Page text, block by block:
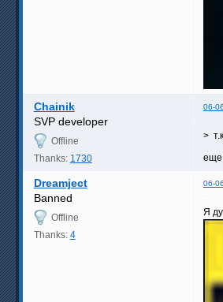
Chainik 06-
SVP developer
Offline
Thanks: 1730
>
еще
Dreamject 06-
Banned
Offline
Thanks: 4
Я